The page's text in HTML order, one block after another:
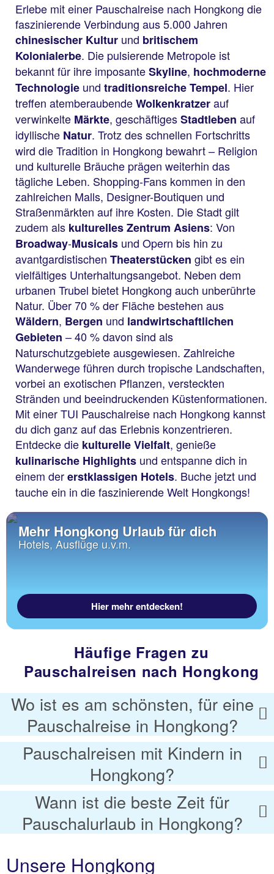
Erlebe mit einer Pauschalreise nach Hongkong die
faszinierende Verbindung aus 5.000 Jahren
chinesischer Kultur und britischem
Kolonialerbe. Die pulsierende Metropole ist
bekannt für ihre imposanteSkyline, hochmoderne
Technologie und traditionsreiche Tempel. Hier
treffen atemberaubendeWolkenkratzerauf
verwinkelte Märkte, geschäftigesStadtleben auf
idyllische Natur. Trotz des schnellen Fortschritts
wird die Tradition in Hongkong bewahrt – Religion
und kulturelle Bräuche prägen weiterhin das
tägliche Leben. Shopping-Fans kommen in den
zahlreichen Malls, Designer-Boutiquen und
Straßenmärkten auf ihre Kosten. Die Stadt gilt
zudem als kulturelles Zentrum Asiens: Von
Broadway-Musicals und Opern bis hin zu
avantgardistischen Theaterstücken gibt es ein
vielfältiges Unterhaltungsangebot. Neben dem
urbanen Trubel bietet Hongkong auch unberührte
Natur. Über 70 % der Fläche bestehen aus
Wäldern, Bergen und landwirtschaftlichen
Gebieten – 40 % davon sind als
Naturschutzgebiete ausgewiesen. Zahlreiche
Wanderwege führen durch tropische Landschaften,
vorbei an exotischen Pflanzen, versteckten
Stränden und beeindruckenden Küstenformationen.
Mit einer TUI Pauschalreise nach Hongkong kannst
du dich ganz auf das Erlebnis konzentrieren.
Entdecke die kulturelle Vielfalt, genieße
kulinarische Highlights und entspanne dich in
einem dererstklassigen Hotels. Buche jetzt und
tauche ein in die faszinierende Welt Hongkongs!
Mehr Hongkong Urlaub für dich
Hotels, Ausflüge u.v.m.
Hier mehr entdecken!
Häufige Fragen zu
Pauschalreisen nach Hongkong
Wo ist es am schönsten, für eine
Pauschalreise in Hongkong?
Pauschalreisen mit Kindern in
Hongkong?
Wann ist die beste Zeit für
Pauschalurlaub in Hongkong?
Unsere Hongkong